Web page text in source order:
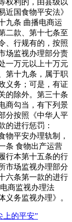
近国食物平安法》
九条 曲播电商运
二款、第十七条至
、行规有的，按照
场监视办理部分责
一万元以上十万元
第十九条，属于职
义务；可是，有证
的除外。第三十条
商勾当，有下列景
分按照《中华人平
的进行惩罚：
物平安办理轨制，
条 食物出产运营
行本第十五条的行
市场监视办理部分
六条第一款的进行
商监视办理法
义务监视办理》。
上的平安”